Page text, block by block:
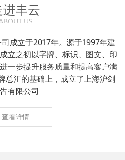
进丰云
US
成立于2017年。源于1997年建
立之初以字牌、标识、图文、印
一步提升服务质量和提高客户满
总汇的基础上，成立了上海沪剑
有限公司
查看详情